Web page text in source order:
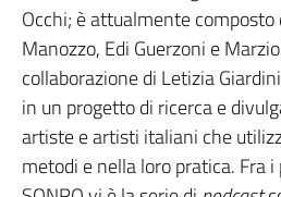
Occhi; è attualmente composto
Manozzo, Edi Guerzoni e
collaborazione di Letizia
in un progetto di ricerca e
artiste e artisti italiani che
metodi e nella loro pratica. Fra